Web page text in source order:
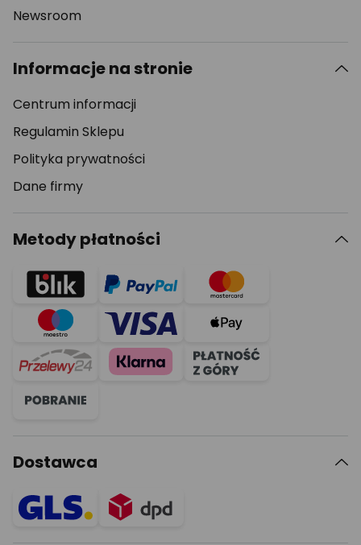
Newsroom
Informacje na stronie
Centrum informacji
Regulamin Sklepu
Polityka prywatności
Dane firmy
Metody płatności
Dostawca